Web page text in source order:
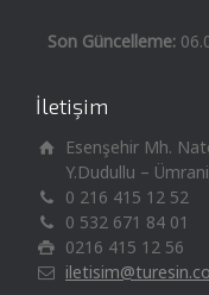
Son Güncelleme:
İletişim
Esenşehir Mh.
Y.Dudullu –
0 216 415 12 52
0 532 671 84 01
0216 415 12 56